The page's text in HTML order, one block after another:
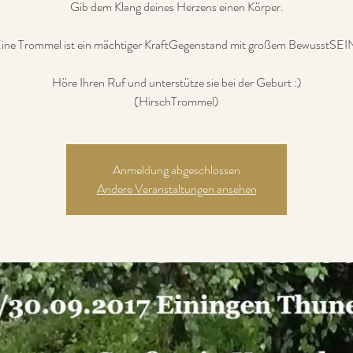
Gib dem Klang deines Herzens einen Körper.
Trommel ist ein mächtiger KraftGegenstand mit großem
Höre Ihren Ruf und unterstütze sie bei der Geburt :)
(HirschTrommel)
Anmeldung abgeschlossen
Andere Veranstaltungen ansehen